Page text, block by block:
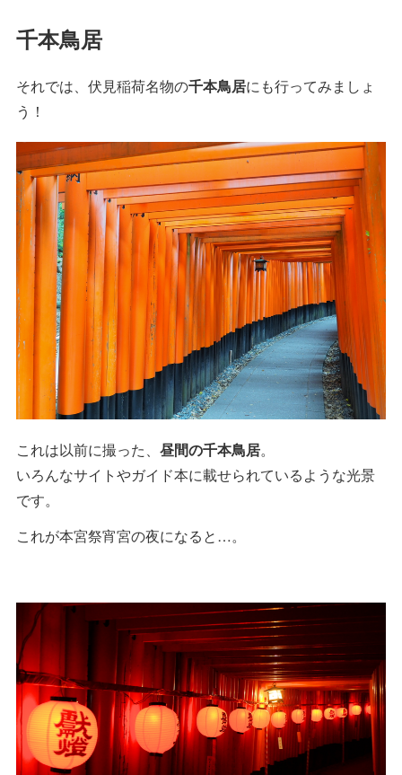
千本鳥居
それでは、伏見稲荷名物の千本鳥居にも行ってみましょ
う！
これは以前に撮った、 昼間の千本鳥居。
いろんなサイトやガイド本に載せられているような光景
です。
これが本宮祭宵宮の夜になると…。